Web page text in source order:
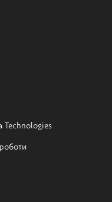
Technologies